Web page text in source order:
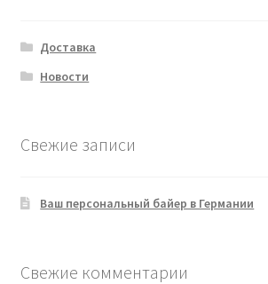
Доставка
Новости
Свежие записи
Ваш персональный байер в Германии
Свежие комментарии